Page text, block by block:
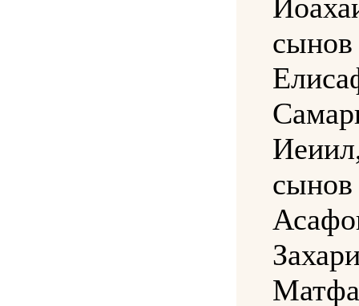
сынов
сынов